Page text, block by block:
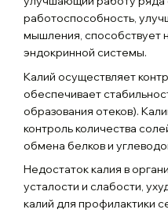
работоспособность,
мышления, способствует
эндокринной системы.
Калий осуществляет
обеспечивает
образования отеков).
контроль количества
обмена белков и
Недостаток калия в
усталости и слабости,
калий для профилактики